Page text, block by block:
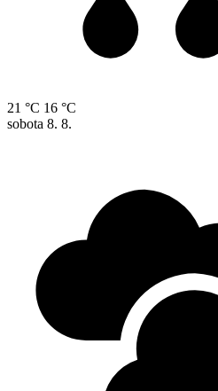
21 °C 16 °C
sobota 8. 8.